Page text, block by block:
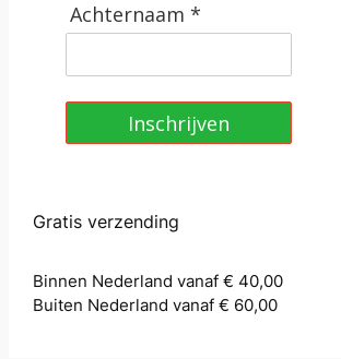
Achternaam *
Inschrijven
Gratis verzending
Binnen Nederland vanaf € 40,00
Buiten Nederland vanaf € 60,00